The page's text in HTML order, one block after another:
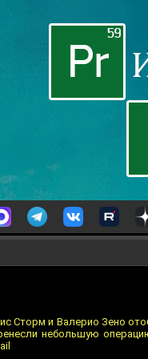
Сторм и Валерио Зено
небольшую